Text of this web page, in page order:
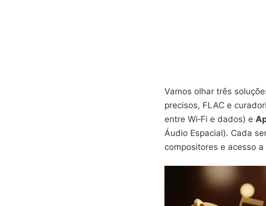
Vamos olhar três
precisos, FLAC e
entre Wi‑Fi e dados) e
Áudio Espacial). Cada
compositores e acesso